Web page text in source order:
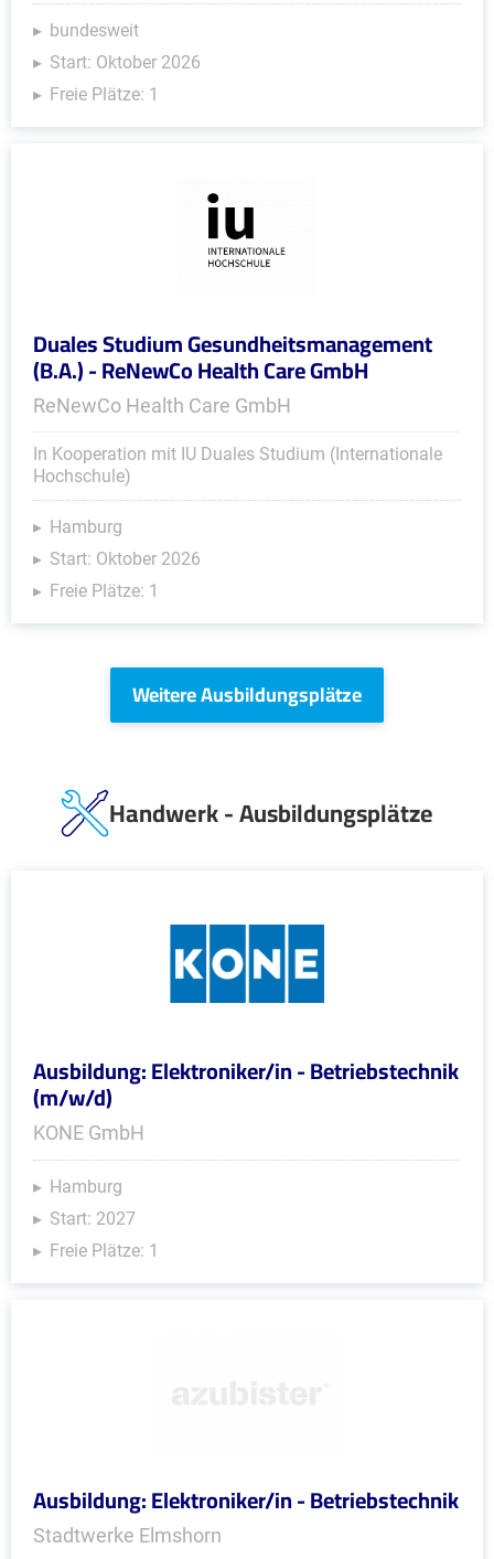
bundesweit
Start: Oktober 2026
Freie Plätze: 1
Duales Studium Gesundheitsmanagement
(B.A.) - ReNewCo Health Care GmbH
ReNewCo Health Care GmbH
In Kooperation mit IU Duales Studium (Internationale
Hochschule)
Hamburg
Start: Oktober 2026
Freie Plätze: 1
Weitere Ausbildungsplätze
Handwerk - Ausbildungsplätze
Ausbildung: Elektroniker/in - Betriebstechnik
(m/w/d)
KONE GmbH
Hamburg
Start: 2027
Freie Plätze: 1
Ausbildung: Elektroniker/in - Betriebstechnik
Stadtwerke Elmshorn